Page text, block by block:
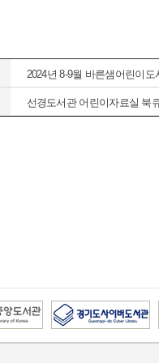
2024년 8-9월 바른샘어린이도
선경도서관 어린이자료실 북